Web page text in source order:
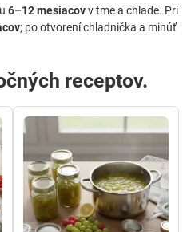
6–12 mesiacovv tme a chlade. Pri
; po otvorení chladnička a minúť
receptov.